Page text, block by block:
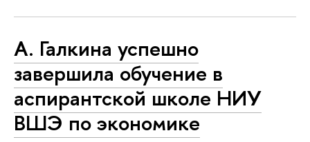
А. Галкина успешно
завершила обучение в
аспирантской школе НИУ
ВШЭ по экономике